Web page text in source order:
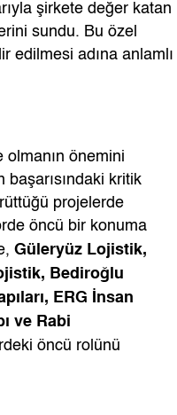
şirkete değer katan
sundu. Bu özel
edilmesi adına anlamlı
olmanın önemini
başarısındaki kritik
projelerde
öncü bir konuma
Güleryüz Lojistik,
Bediroğlu
ERG İnsan
ve Rabi
öncü rolünü